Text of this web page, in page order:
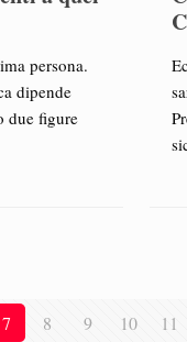
persona.
dipende
due figure
7 8 9 10 11